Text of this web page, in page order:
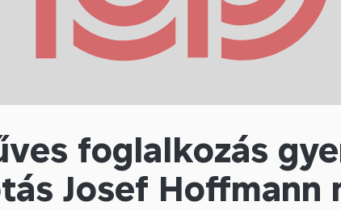
foglalkozás
Josef Hoffmann